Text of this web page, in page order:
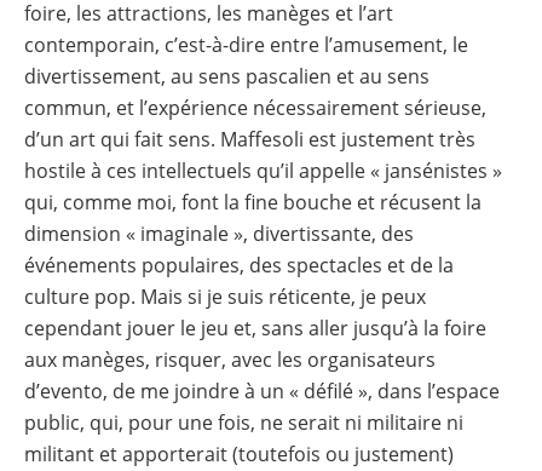
foire, les attractions, les manèges et l’art
contemporain, c’est-à-dire entre l’amusement, le
divertissement, au sens pascalien et au sens
commun, et l’expérience nécessairement sérieuse,
d’un art qui fait sens. Maffesoli est justement très
hostile à ces intellectuels qu’il appelle « jansénistes »
qui, comme moi, font la fine bouche et récusent la
dimension « imaginale », divertissante, des
événements populaires, des spectacles et de la
culture pop. Mais si je suis réticente, je peux
cependant jouer le jeu et, sans aller jusqu’à la foire
aux manèges, risquer, avec les organisateurs
d’evento, de me joindre à un « défilé », dans l’espace
public, qui, pour une fois, ne serait ni militaire ni
militant et apporterait (toutefois ou justement)